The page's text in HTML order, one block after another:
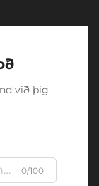
við þig
0/100